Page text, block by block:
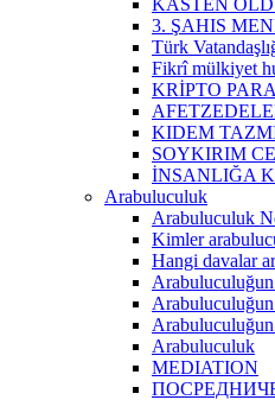
KASTEN
3. ŞAHIS
Türk
Fikrî mülkiyet
KRİPTO
KIDEM
SOYKIRIM
İNSANLIĞA
Arabuluculuk
Arabuluculuk
Kimler
Hangi davalar
Arabuluculuğun
Arabuluculuk
MEDIATION